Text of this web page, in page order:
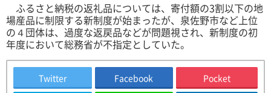
ふるさと納税の返礼品については、寄付額の3割以下の地
場産品に制限する新制度が始まったが、泉佐野市など上位
の４団体は、過度な返戻品などが問題視され、新制度の初
年度において総務省が不指定としていた。
Twitter Facebook Pocket